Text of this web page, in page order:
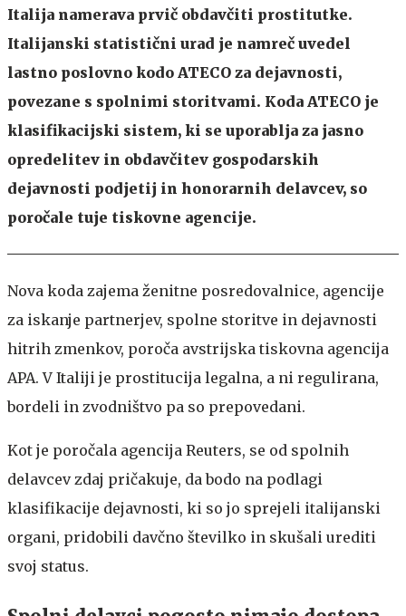
Italija namerava prvič obdavčiti prostitutke.
Italijanski statistični urad je namreč uvedel
lastno poslovno kodo ATECO za dejavnosti,
povezane s spolnimi storitvami. Koda ATECO je
klasifikacijski sistem, ki se uporablja za jasno
opredelitev in obdavčitev gospodarskih
dejavnosti podjetij in honorarnih delavcev, so
poročale tuje tiskovne agencije.
Nova koda zajema ženitne posredovalnice, agencije
za iskanje partnerjev, spolne storitve in dejavnosti
hitrih zmenkov, poroča avstrijska tiskovna agencija
APA. V Italiji je prostitucija legalna, a ni regulirana,
bordeli in zvodništvo pa so prepovedani.
Kot je poročala agencija Reuters, se od spolnih
delavcev zdaj pričakuje, da bodo na podlagi
klasifikacije dejavnosti, ki so jo sprejeli italijanski
organi, pridobili davčno številko in skušali urediti
svoj status.